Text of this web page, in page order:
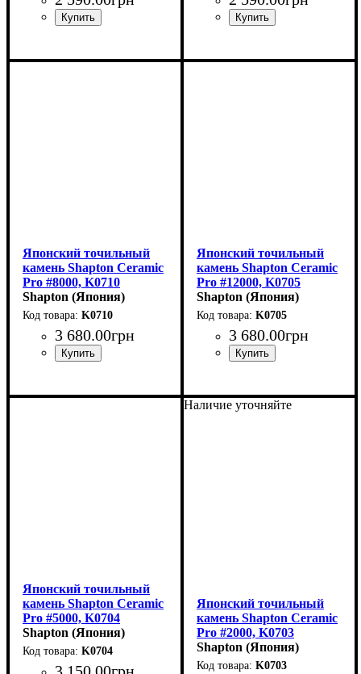
Японский точильный
камень Shapton Ceramic
Pro #8000, K0710
(210x70x15мм)
Shapton (Япония)
K0710
3 680.00грн
Японский точильный
камень Shapton Ceramic
Pro #12000, K0705
(210x70x15мм)
Shapton (Япония)
K0705
3 680.00грн
Японский точильный
камень Shapton Ceramic
Pro #5000, K0704
(210x70x15мм)
Shapton (Япония)
K0704
Наличие уточняйте
Японский точильный
камень Shapton Ceramic
Pro #2000, K0703
(210x70x15мм)
Shapton (Япония)
K0703